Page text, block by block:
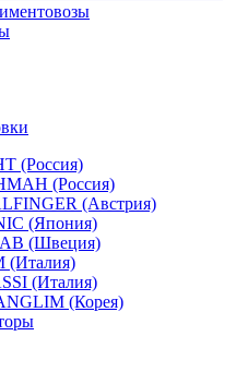
(Россия)
(Россия)
(Австрия)
(Япония)
(Швеция)
(Италия)
(Италия)
(Корея)